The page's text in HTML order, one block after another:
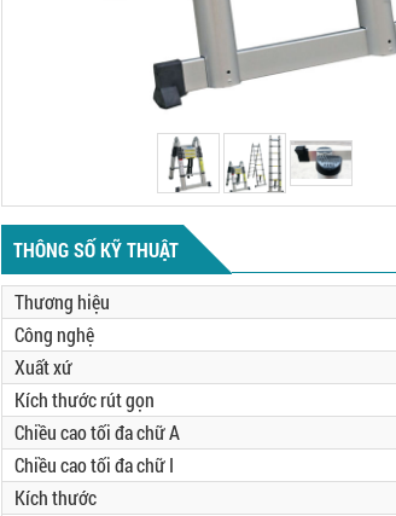
THÔNG SỐ KỸ THUẬT
Thương hiệu
Công nghệ
Xuất xứ
Kích thước rút gọn
Chiều cao tối đa chữ A
Chiều cao tối đa chữ I
Kích thước